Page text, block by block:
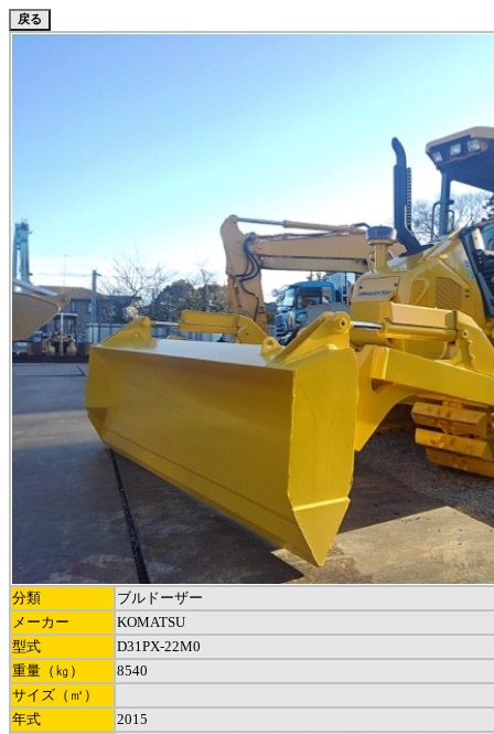
分類
ブルドーザー
メーカー
KOMATSU
型式
D31PX-22M0
重量（㎏）
8540
サイズ（㎥）
年式
2015